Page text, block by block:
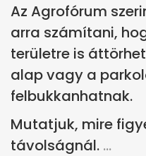
Az Agrofórum
arra számítani,
területre is
alap vagy a
felbukkanhatnak.
Mutatjuk, mire
távolságnál.